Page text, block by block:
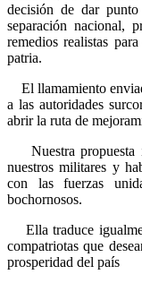
decisión de dar
separación nacional,
remedios realistas
patria.
El llamamiento
a las autoridades
abrir la ruta de
Nuestra propuesta
nuestros militares y
con las fuerzas
bochornosos.
Ella traduce
compatriotas que
prosperidad del país